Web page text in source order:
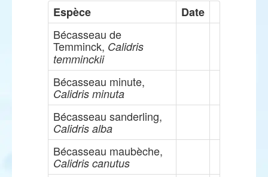
Espèce
Date
Bécasseau de
Temminck, Calidris
temminckii
Bécasseau minute,
Calidris minuta
Bécasseau sanderling,
Calidris alba
Bécasseau maubèche,
Calidris canutus